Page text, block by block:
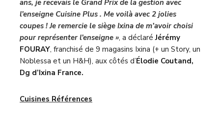
ans, je recevais le Grand Prix de la gestion avec
l’enseigne Cuisine Plus . Me voilà avec 2 jolies
coupes ! Je remercie le siège Ixina de m’avoir choisi
pour représenter l’enseigne », a déclaréJérémy
FOURAY, franchisé de 9 magasins Ixina (+ un Story, un
Noblessa et un H&H), aux côtés d’Élodie Coutand,
Dg d’Ixina France.
Cuisines Références